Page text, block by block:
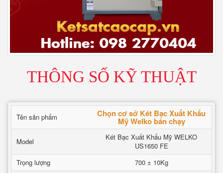
THÔNG SỐ KỸ THUẬT
Tên sản phẩm Chọn cơ sở Két Bạc Xuất Khẩu
Mỹ Welko bán chạy
Model
Két Bạc Xuất Khẩu Mỹ WELKO
US1650 FE
Trọng lượng
700 ± 10Kg